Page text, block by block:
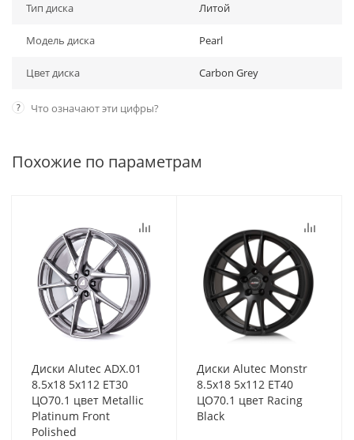
Тип диска Литой
Модель диска Pearl
Цвет диска Carbon Grey
? Что означают эти цифры?
Похожие по параметрам
Диски Alutec ADX.01
8.5x18 5x112 ET30
ЦО70.1 цвет Metallic
Platinum Front
Polished
Диски Alutec Monstr
8.5x18 5x112 ET40
ЦО70.1 цвет Racing
Black